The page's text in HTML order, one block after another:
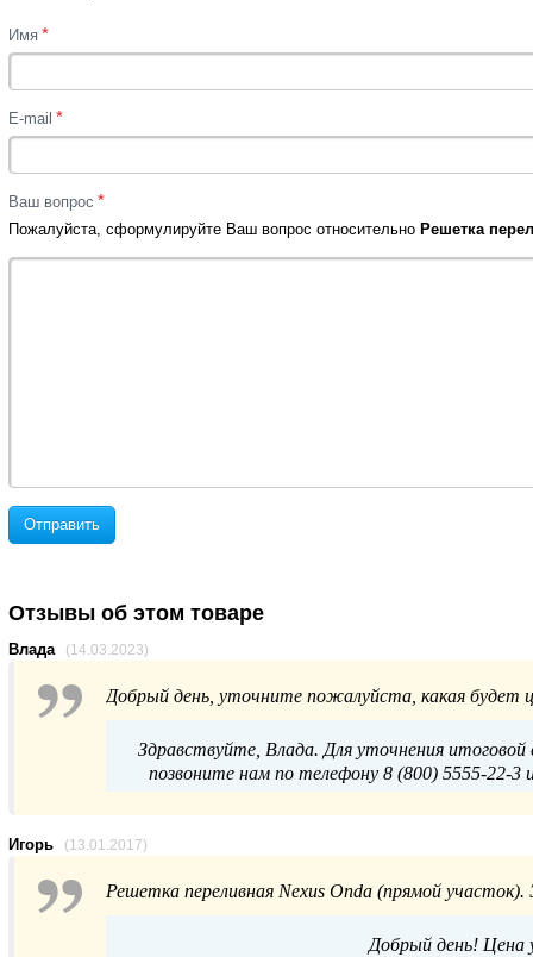
Имя *
E-mail *
Ваш вопрос *
Пожалуйста, сформулируйте Ваш вопрос относительно Решетка
Отправить
Отзывы об этом товаре
Влада (14.03.2023)
Добрый день, уточните пожалуйста, какая будет
Здравствуйте, Влада. Для уточнения
позвоните нам по телефону 8 (800) 5555-22-3
Игорь (13.01.2017)
Решетка переливная Nexus Onda (прямой
Добрый день! Цена